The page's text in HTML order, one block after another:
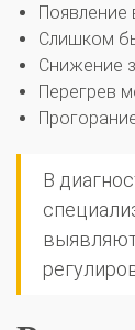
Появление
Слишком
Снижение
Перегрев
В